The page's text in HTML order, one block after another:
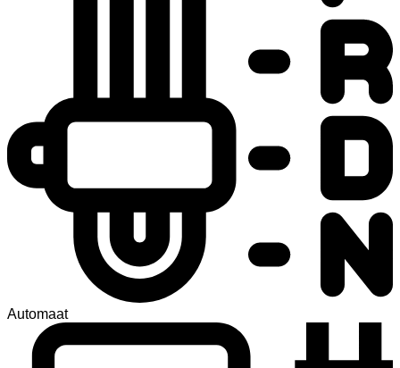
Automaat